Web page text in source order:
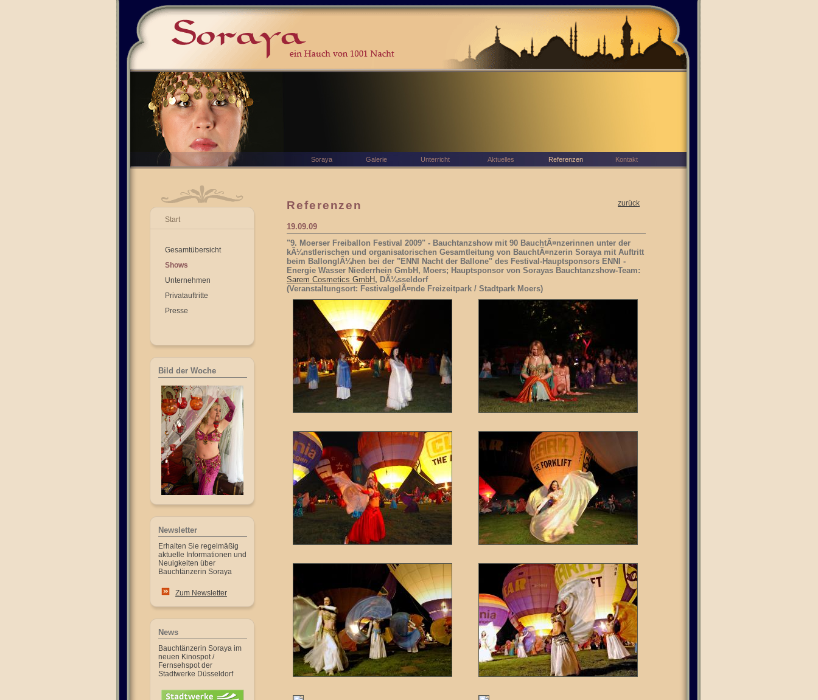
Start
Gesamtübersicht
Shows
Unternehmen
Privatauftritte
Presse
Bild der Woche
Newsletter
Erhalten Sie regelmäßig
aktuelle Informationen und
Neuigkeiten über
Bauchtänzerin Soraya
Zum Newsletter
News
Bauchtänzerin Soraya im
neuen Kinospot /
Fernsehspot der
Stadtwerke Düsseldorf
Referenzen zurück
19.09.09
"9. Moerser Freiballon Festival 2009" - Bauchtanzshow mit 90 BauchtÃ¤nzerinnen unter der
kÃ¼nstlerischen und organisatorischen Gesamtleitung von BauchtÃ¤nzerin Soraya mit Auftritt
beim BallonglÃ¼hen bei der "ENNI Nacht der Ballone" des Festival-Hauptsponsors ENNI -
Energie Wasser Niederrhein GmbH, Moers; Hauptsponsor von Sorayas Bauchtanzshow-Team:
Sarem Cosmetics GmbH , DÃ¼sseldorf
(Veranstaltungsort: FestivalgelÃ¤nde Freizeitpark / Stadtpark Moers)
Soraya Galerie Unterricht Aktuelles Referenzen Kontakt